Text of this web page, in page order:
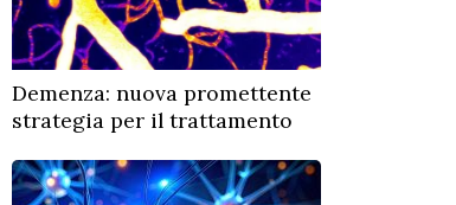
Demenza: nuova promettente
strategia per il trattamento